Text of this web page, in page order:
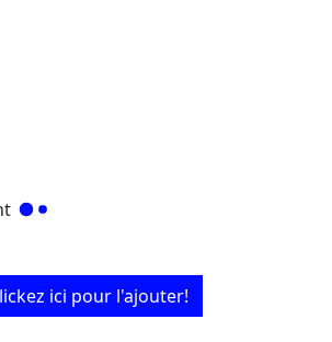
ici pour l'ajouter!